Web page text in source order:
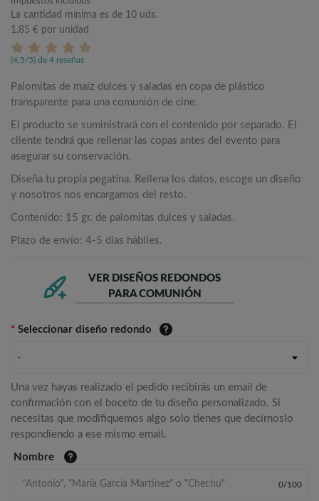
La cantidad mínima es de 10 uds.
1,85 € por unidad
(4,5/5) de 4 reseñas
Palomitas de maíz dulces y saladas en copa de plástico
transparente para una comunión de cine.
El producto se suministrará con el contenido por separado. El
cliente tendrá que rellenar las copas antes del evento para
asegurar su conservación.
Diseña tu propia pegatina. Rellena los datos, escoge un diseño
y nosotros nos encargamos del resto.
Contenido: 15 gr. de palomitas dulces y saladas.
Plazo de envío: 4-5 días hábiles.
VER DISEÑOS REDONDOS
PARA COMUNIÓN
* Seleccionar diseño redondo
-
Una vez hayas realizado el pedido recibirás un email de
confirmación con el boceto de tu diseño personalizado. Si
necesitas que modifiquemos algo solo tienes que decírnoslo
respondiendo a ese mismo email.
Nombre
0/100